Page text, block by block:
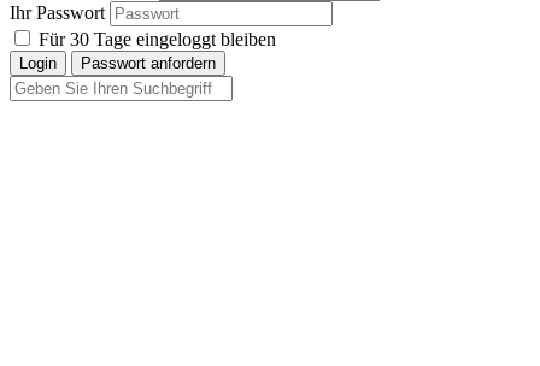
Ihr Passwort
Für 30 Tage eingeloggt bleiben
Login Passwort anfordern